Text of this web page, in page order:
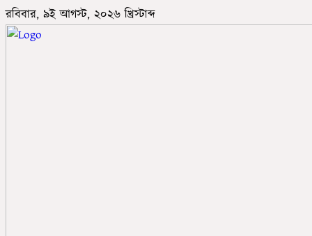
রবিবার, ৯ই আগস্ট, ২০২৬ খ্রিস্টাব্দ